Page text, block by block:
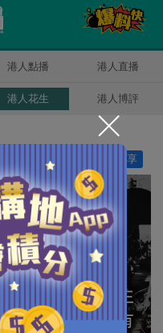
港人點播 港人直播
港人花生 港人博評
分享
讚好